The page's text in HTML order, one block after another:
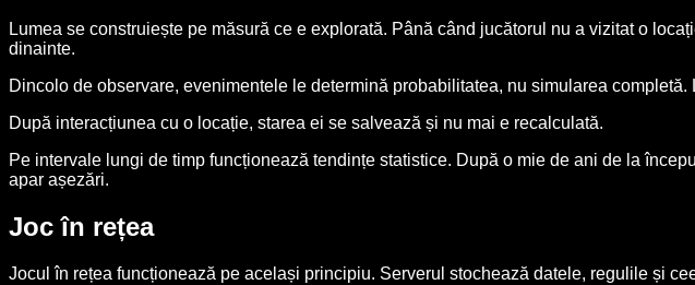
Lumea se construiește pe măsură ce e explorată. Până când jucătorul nu a vizitat o
dinainte.
Dincolo de observare, evenimentele le determină probabilitatea, nu simularea
După interacțiunea cu o locație, starea ei se salvează și nu mai e recalculată.
Pe intervale lungi de timp funcționează tendințe statistice. După o mie de ani de la
apar așezări.
Joc în rețea
Jocul în rețea funcționează pe același principiu. Serverul stochează datele, regulile și